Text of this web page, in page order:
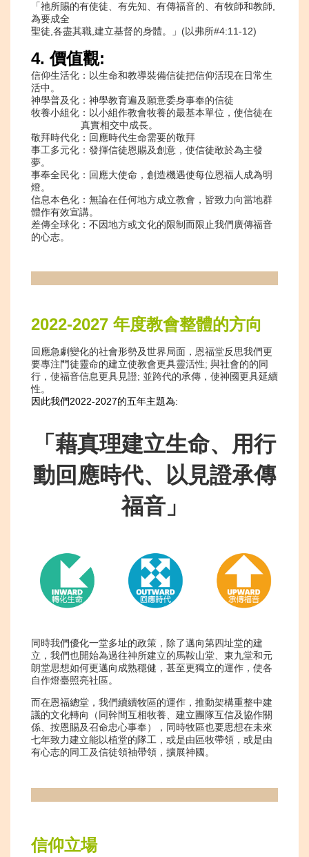
「祂所賜的有使徒、有先知、有傳福音的、有牧師和教師
為要成全
聖徒 各盡其職 建立基督的身體。」 (以弗所#4:11-12)
4.價值觀:
信仰生活化：以生命和教導裝備信徒把信仰活現在日常生
活中。
神學普及化：神學教育遍及願意委身事奉的信徒
牧養小組化：以小組作教會牧養的最基本單位，使信徒在
真實相交中成長。
敬拜時代化：回應時代生命需要的敬拜
事工多元化：發揮信徒恩賜及創意，使信徒敢於為主發
夢。
事奉全民化：回應大使命，創造機遇使每位恩福人成為明
燈。
信息本色化：無論在任何地方成立教會，皆致力向當地群
體作有效宣講。
差傳全球化：不因地方或文化的限制而限止我們廣傳福音
的心志。
2022-2027 年度教會整體的方向
回應急劇變化的社會形勢及世界局面，恩福堂反思我們更
要專注門徒靈命的建立使教會更具靈活性; 與社會的的同
行，使福音信息更具見證; 並跨代的承傳，使神國更具延續
性。
因此我們2022-2027的五年主題為:
「藉真理建立生命、用行
動回應時代、以見證承傳
福音」
同時我們優化一堂多址的政策，除了邁向第四址堂的建
立，我們也開始為過往神所建立的馬鞍山堂、東九堂和元
朗堂思想如何更邁向成熟穩健，甚至更獨立的運作，使各
自作燈臺照亮社區。
而在恩福總堂，我們續續牧區的運作，推動架構重整中建
議的文化轉向（同幹間互相牧養、建立團隊互信及協作關
係、按恩賜及召命忠心事奉），同時牧區也要思想在未來
七年致力建立能以植堂的隊工，或是由區牧帶領，或是由
有心志的同工及信徒領袖帶領，擴展神國。
信仰立場